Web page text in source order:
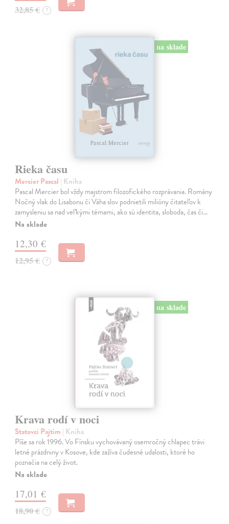
32,85 € ?
na sklade
Rieka času
Mercier Pascal | Kniha
Pascal Mercier bol vždy majstrom filozofického rozprávania. Romány
Nočný vlak do Lisabonu či Váha slov podnietili milióny čitateľov k
zamysleniu sa nad veľkými témami, ako sú identita, sloboda, čas či…
Na sklade
12,30 €
12,95 € ?
na sklade
Krava rodí v noci
Statovci Pajtim | Kniha
Píše sa rok 1996. Vo Fínsku vychovávaný osemročný chlapec trávi
letné prázdniny v Kosove, kde zažíva čudesné udalosti, ktoré ho
poznačia na celý život.
Na sklade
17,01 €
18,90 € ?